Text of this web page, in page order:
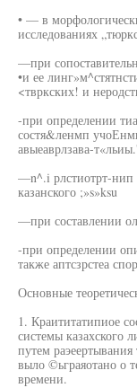
• — в
исследованиях
—при
•и ее
<твркских! и
-при определении
состя&ленмп
авыеаврлзава-
—n^.i рлстиотрт-нип
казанского ;»s»ksu
—при составлении
-при определении
также аптсзрстеа
Основные
1. Краититатипиое
системы казахского
путем
выло ©ьграяотано о
времени.